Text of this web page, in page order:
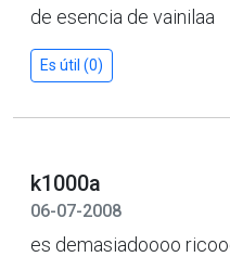
de esencia de vainilaa
Es útil (0)
k1000a
06-07-2008
es demasiadoooo